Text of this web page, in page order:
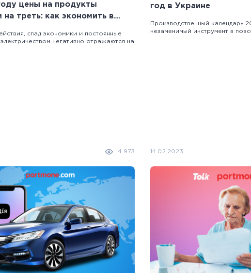
цены на продукты
на треть: как экономить в
спад экономики и постоянные
негативно отражаются на
4 973
год в Украине
Производственный календарь
незаменимый инструмент в
14.02.2023